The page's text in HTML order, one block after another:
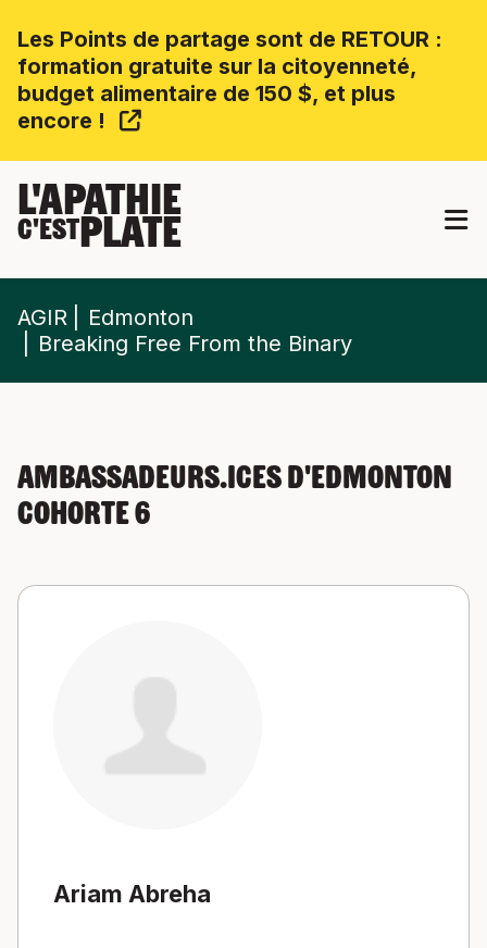
Les Points de partage sont de RETOUR :
formation gratuite sur la citoyenneté,
budget alimentaire de 150 $, et plus
encore !
L'APATHIE
C'ESTPLATE
AGIR
Edmonton
Breaking Free From the Binary
Ambassadeurs.ices d'Edmonton
Cohorte 6
Ariam Abreha